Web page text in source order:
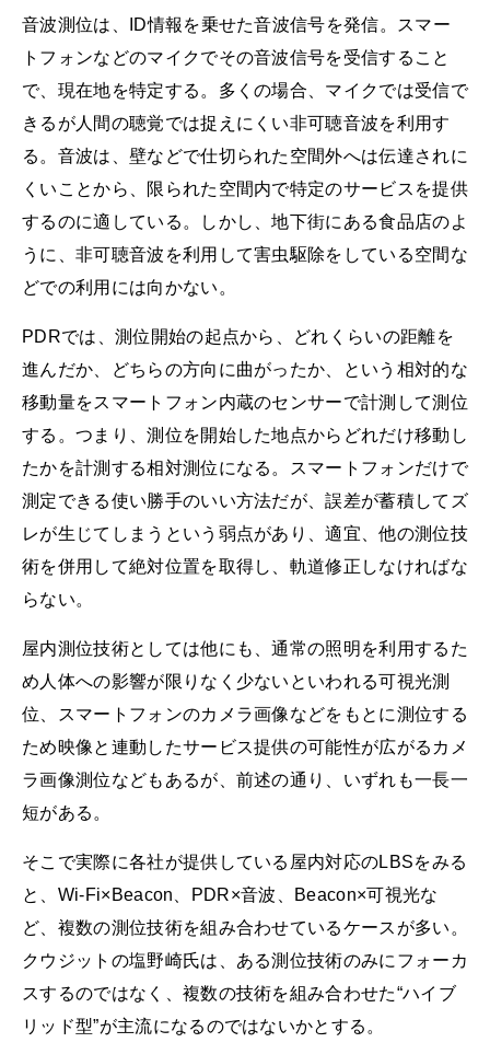
音波測位は、ID情報を乗せた音波信号を発信。スマー
トフォンなどのマイクでその音波信号を受信すること
で、現在地を特定する。多くの場合、マイクでは受信で
きるが人間の聴覚では捉えにくい非可聴音波を利用す
る。音波は、壁などで仕切られた空間外へは伝達されに
くいことから、限られた空間内で特定のサービスを提供
するのに適している。しかし、地下街にある食品店のよ
うに、非可聴音波を利用して害虫駆除をしている空間な
どでの利用には向かない。
PDRでは、測位開始の起点から、どれくらいの距離を
進んだか、どちらの方向に曲がったか、という相対的な
移動量をスマートフォン内蔵のセンサーで計測して測位
する。つまり、測位を開始した地点からどれだけ移動し
たかを計測する相対測位になる。スマートフォンだけで
測定できる使い勝手のいい方法だが、誤差が蓄積してズ
レが生じてしまうという弱点があり、適宜、他の測位技
術を併用して絶対位置を取得し、軌道修正しなければな
らない。
屋内測位技術としては他にも、通常の照明を利用するた
め人体への影響が限りなく少ないといわれる可視光測
位、スマートフォンのカメラ画像などをもとに測位する
ため映像と連動したサービス提供の可能性が広がるカメ
ラ画像測位などもあるが、前述の通り、いずれも一長一
短がある。
そこで実際に各社が提供している屋内対応のLBSをみる
と、Wi-Fi×Beacon、PDR×音波、Beacon×可視光な
ど、複数の測位技術を組み合わせているケースが多い。
クウジットの塩野崎氏は、ある測位技術のみにフォーカ
スするのではなく、複数の技術を組み合わせた“ハイブ
リッド型”が主流になるのではないかとする。